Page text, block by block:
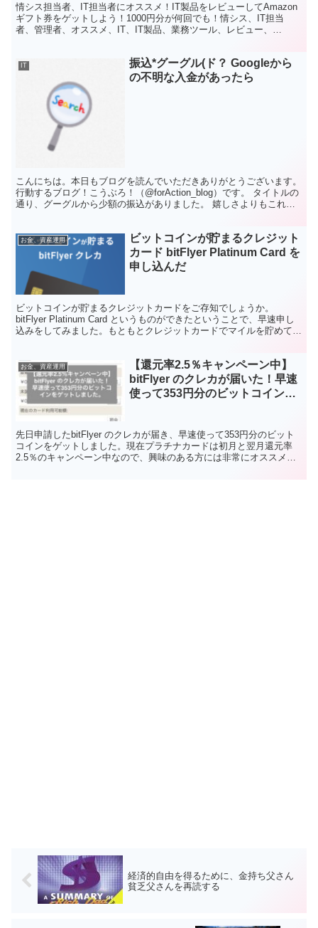
情シス担当者、IT担当者にオススメ！IT製品をレビューしてAmazon
ギフト券をゲットしよう！1000円分が何回でも！情シス、IT担当
者、管理者、オススメ、IT、IT製品、業務ツール、レビュー、
IT
振込*グーグル(ド？ Googleから
の不明な入金があったら
こんにちは。本日もブログを読んでいただきありがとうございます。
行動するブログ！こうぶろ！（@forAction_blog）です。 タイトルの
通り、グーグルから少額の振込がありました。 嬉しさよりもこれは
お金、資産運用
ビットコインが貯まるクレジット
カード bitFlyer Platinum Card を
申し込んだ
ビットコインが貯まるクレジットカードをご存知でしょうか。
bitFlyer Platinum Card というものができたということで、早速申し
込みをしてみました。もともとクレジットカードでマイルを貯めてい
お金、資産運用
【還元率2.5％キャンペーン中】
bitFlyer のクレカが届いた！早速
使って353円分のビットコインを
先日申請したbitFlyer のクレカが届き、早速使って353円分のビット
コインをゲットしました。現在プラチナカードは初月と翌月還元率
2.5％のキャンペーン中なので、興味のある方には非常にオススメで
経済的自由を得るために、金持ち父さん
貧乏父さんを再読する